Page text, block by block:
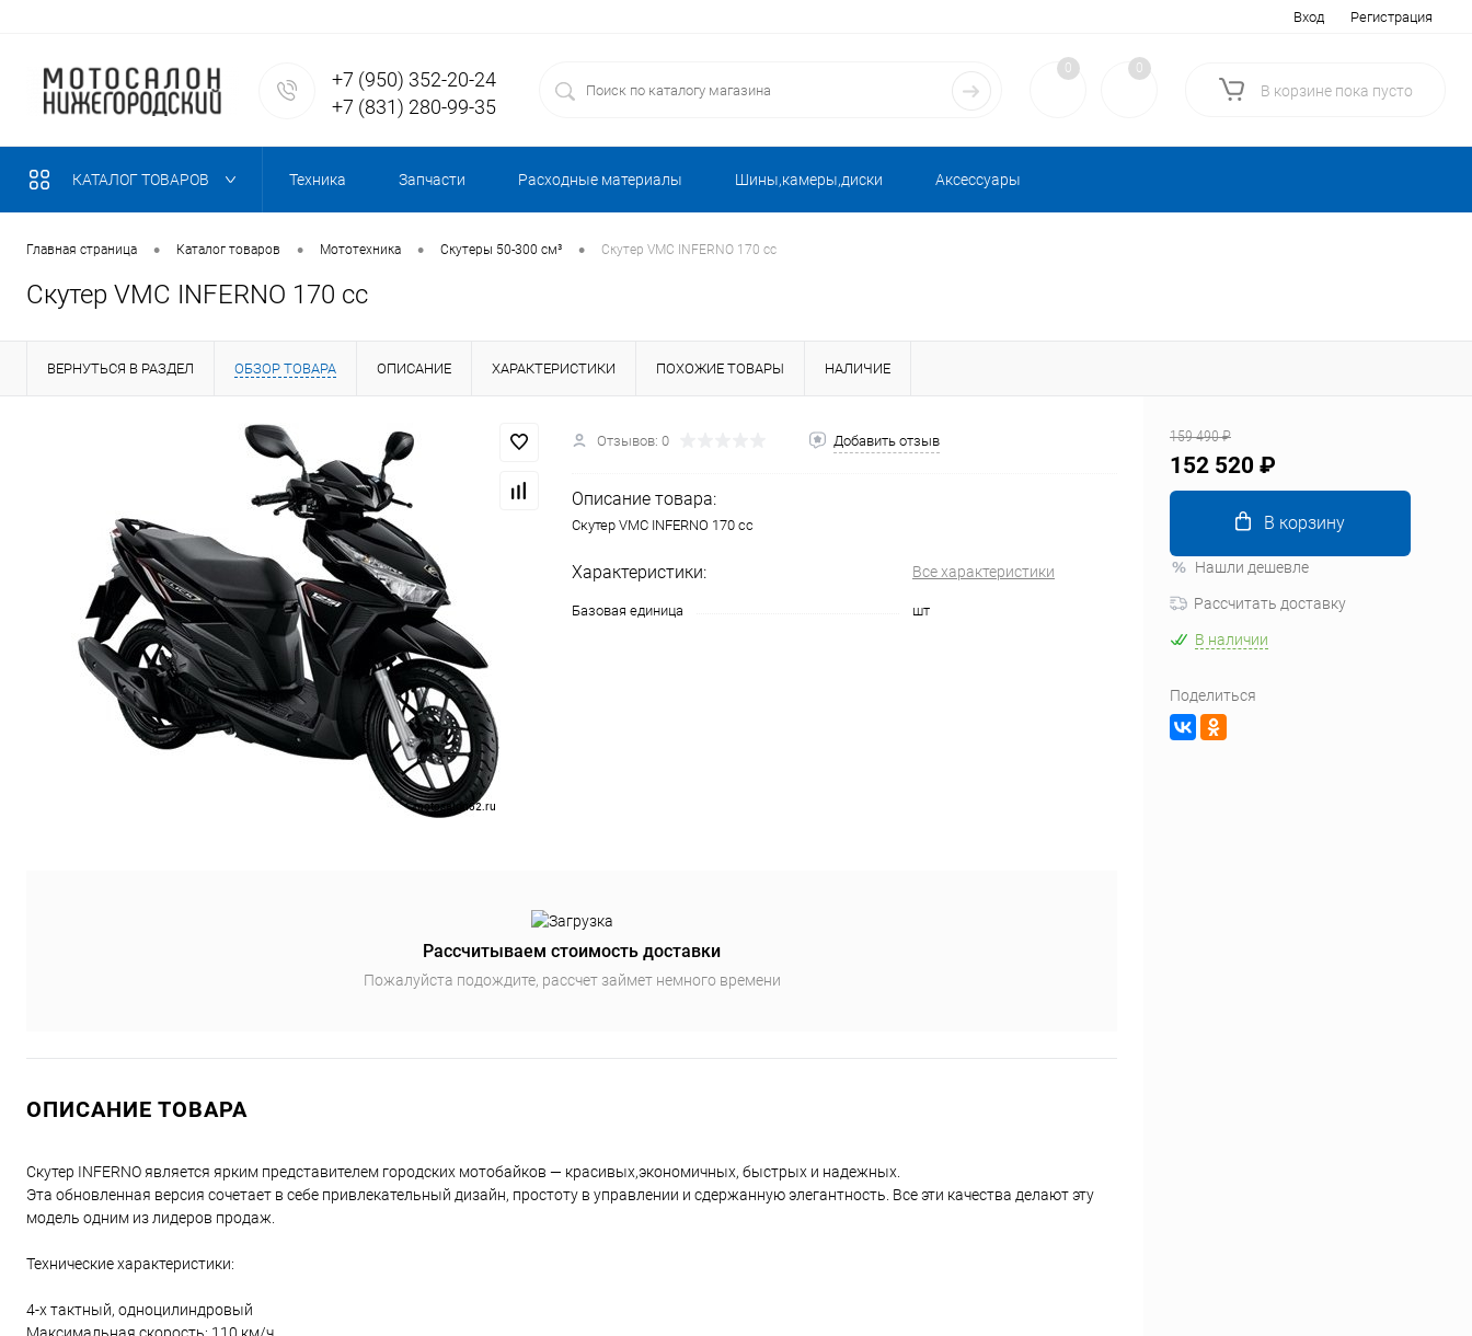
Вход Регистрация
+7 (950) 352-20-24
+7 (831) 280-99-35
0 0
В корзине пока пусто
КАТАЛОГ ТОВАРОВ Техника Запчасти Расходные материалы Шины,камеры,диски Аксессуары
Главная страница • Каталог товаров • Мототехника • Скутеры 50-300 см³ • Скутер VMC INFERNO 170 cc
Скутер VMC INFERNO 170 cc
ВЕРНУТЬСЯ В РАЗДЕЛ ОБЗОР ТОВАРА ОПИСАНИЕ ХАРАКТЕРИСТИКИ ПОХОЖИЕ ТОВАРЫ НАЛИЧИЕ
Отзывов: 0 Добавить отзыв
Описание товара:
Скутер VMC INFERNO 170 cc
Характеристики: Все характеристики
Базовая единица шт
Рассчитываем стоимость доставки
Пожалуйста подождите, рассчет займет немного времени
ОПИСАНИЕ ТОВАРА
Скутер INFERNO является ярким представителем городских мотобайков — красивых,экономичных, быстрых и надежных.
Эта обновленная версия сочетает в себе привлекательный дизайн, простоту в управлении и сдержанную элегантность. Все эти качества делают эту
модель одним из лидеров продаж.
Технические характеристики:
4-х тактный, одноцилиндровый
159 490 ₽
152 520 ₽
В корзину
Нашли дешевле
Рассчитать доставку
В наличии
Поделиться